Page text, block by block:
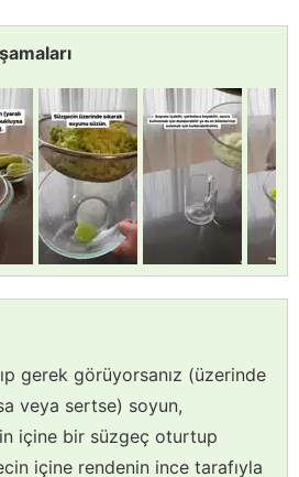
gerek görüyorsanız (üzerinde
veya sertse) soyun,
içine bir süzgeç oturtup
içine rendenin ince tarafıyla